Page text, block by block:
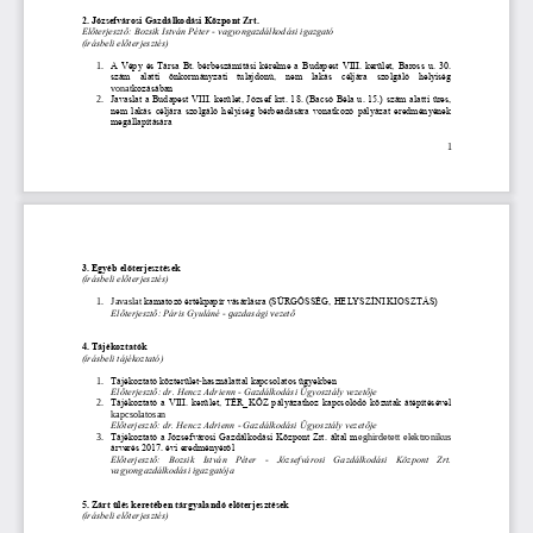
1
2. Józsefvárosi Gazdálkodási Központ Zrt.
Előterjesztő: Bozsik István Péter - vagyongazdálkodási igazgató
(írásbeli előterjesztés)
1.
A Vépy és Társa Bt. bérbeszámítási kérelme a Budapest VIII. kerület, Baross u. 30.
szám  alatti  önkormányzati  tulajdonú,  nem  lakás  céljára  szolgáló  helyiség
vonatkozásában
2.
Javaslat a Budapest VIII. kerület, József krt. 18. (Bacsó Béla u. 15.) szám alatti üres,
nem lakás céljára szolgáló helyiség bérbeadására vonatkozó pályázat eredményének
megállapítására
3. Egyéb előterjesztések
(írásbeli előterjesztés)
1. Javaslat kamatozó értékpapír vásárlásra (SÜRGŐSSÉG, HELYSZÍNI KIOSZTÁS)
Előterjesztő: Páris Gyuláné - gazdasági vezető
4. Tájékoztatók
(írásbeli tájékoztató)
1. Tájékoztató közterület-használattal kapcsolatos ügyekben
Előterjesztő: dr. Hencz Adrienn - Gazdálkodási Ügyosztály vezetője
2.
Tájékoztató a VIII. kerület, TÉR_KÖZ pályázathoz kapcsolódó közutak átépítésével
kapcsolatosan
Előterjesztő: dr. Hencz Adrienn -Gazdálkodási Ügyosztály vezetője
3.
Tájékoztató a Józsefvárosi Gazdálkodási Központ Zrt. által meghirdetett  elektronikus
árverés 2017. évi eredményéről
Előterjesztő:  Bozsik  István  Péter
-
Józsefvárosi  Gazdálkodási  Központ  Zrt.
vagyongazdálkodási igazgatója
5. Zárt ülés keretében tárgyalandó előterjesztések
(írásbeli előterjesztés)